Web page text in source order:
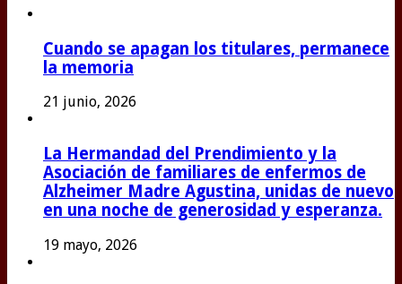
Cuando se apagan los titulares, permanece
la memoria
21 junio, 2026
La Hermandad del Prendimiento y la
Asociación de familiares de enfermos de
Alzheimer Madre Agustina, unidas de nuevo
en una noche de generosidad y esperanza.
19 mayo, 2026